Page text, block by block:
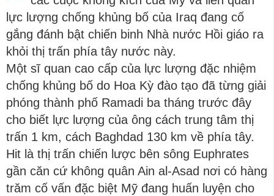
lực lượng chống khủng bố của Iraq đang cố
gắng đánh bật chiến binh Nhà nước Hồi giáo ra
khỏi thị trấn phía tây nước này.
Một sĩ quan cao cấp của lực lượng đặc nhiệm
chống khủng bố do Hoa Kỳ đào tạo đã từng giải
phóng thành phố Ramadi ba tháng trước đây
cho biết lực lượng của ông cách trung tâm thị
trấn 1 km, cách Baghdad 130 km về phía tây.
Hit là thị trấn chiến lược bên sông Euphrates
gần căn cứ không quân Ain al-Asad nơi có hàng
trăm cố vấn đặc biệt Mỹ đang huấn luyện cho